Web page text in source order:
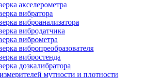
акселерометра
вибратора
виброанализатора
вибродатчика
виброметра
вибропреобразователя
вибростенда
дозкалибратора
мутности и плотности